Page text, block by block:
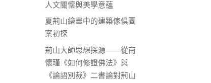
人文關懷與美學意蘊
夏荊山繪畫中的建築傢俱圖
案初探
荊山大師思想探源——從南
懷瑾《如何修證佛法》與
《論語別裁》二書論對荊山